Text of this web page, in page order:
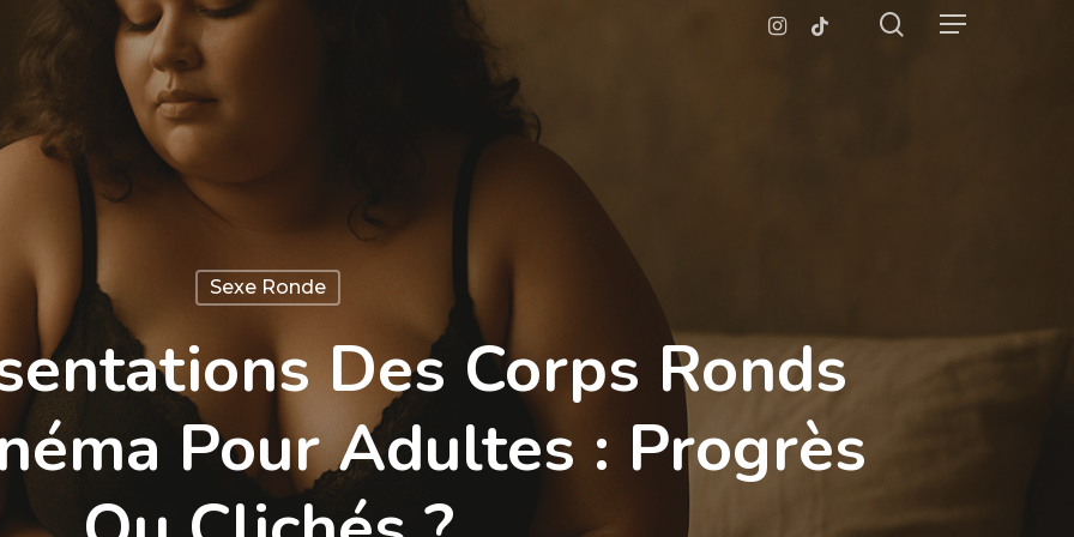
Menu
Instagram
Tiktok search
Sexe Ronde
Des Corps Ronds
Pour Adultes : Progrès